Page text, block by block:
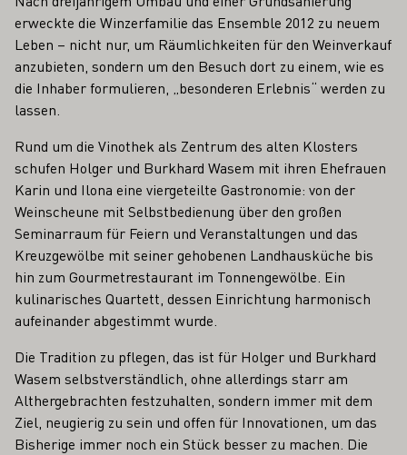
erweckte die Winzerfamilie das Ensemble 2012 zu neuem
Leben – nicht nur, um Räumlichkeiten für den Weinverkauf
anzubieten, sondern um den Besuch dort zu einem, wie es
die Inhaber formulieren, „besonderen Erlebnis“ werden zu
lassen.
Rund um die Vinothek als Zentrum des alten Klosters
schufen Holger und Burkhard Wasem mit ihren Ehefrauen
Karin und Ilona eine viergeteilte Gastronomie: von der
Weinscheune mit Selbstbedienung über den großen
Seminarraum für Feiern und Veranstaltungen und das
Kreuzgewölbe mit seiner gehobenen Landhausküche bis
hin zum Gourmetrestaurant im Tonnengewölbe. Ein
kulinarisches Quartett, dessen Einrichtung harmonisch
aufeinander abgestimmt wurde.
Die Tradition zu pflegen, das ist für Holger und Burkhard
Wasem selbstverständlich, ohne allerdings starr am
Althergebrachten festzuhalten, sondern immer mit dem
Ziel, neugierig zu sein und offen für Innovationen, um das
Bisherige immer noch ein Stück besser zu machen. Die